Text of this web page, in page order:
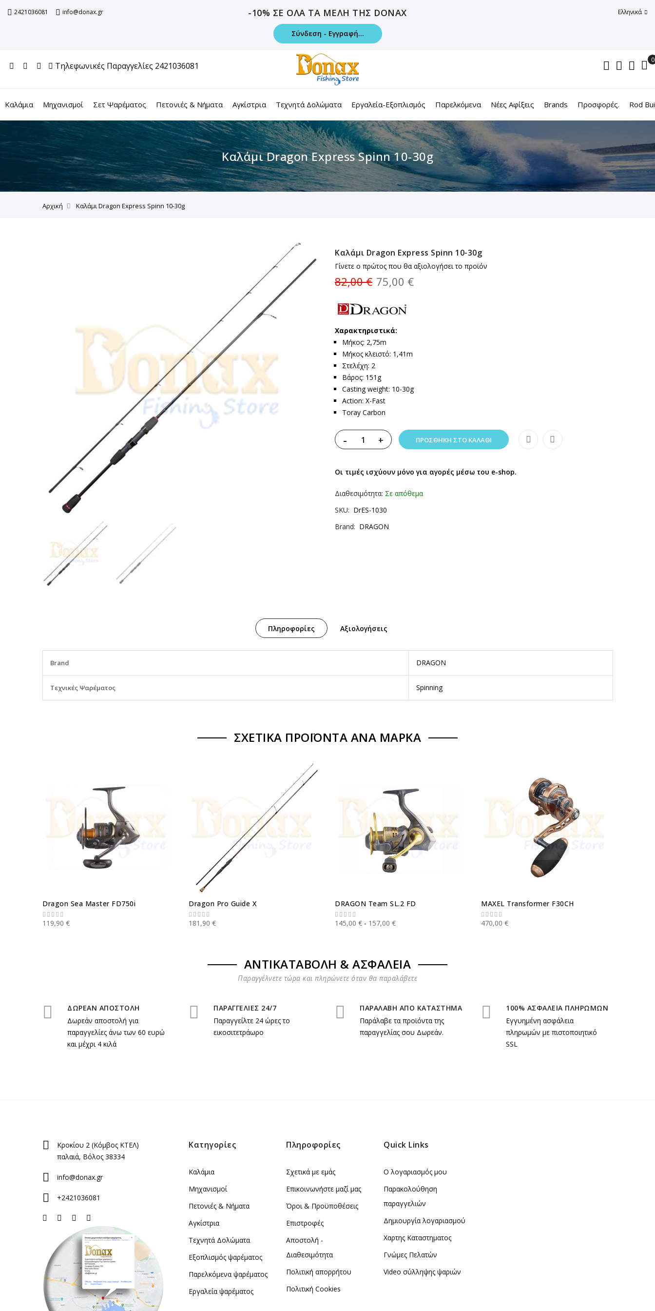
2421036081 info@donax.gr -10% ΣΕ ΟΛΑ ΤΑ ΜΕΛΗ ΤΗΣ DONAX
Σύνδεση - Εγγραφή...
Ελληνικά
Τηλεφωνικές Παραγγελίες 2421036081
Καλάμια Μηχανισμοί Σετ Ψαρέματος Πετονιές & Νήματα Αγκίστρια Τεχνητά Δολώματα Εργαλεία-Εξοπλισμός Παρελκόμενα Νέες Αφίξεις Brands Προσφορές. Rod
Καλάμι Dragon Express Spinn 10-30g
Αρχική Καλάμι Dragon Express Spinn 10-30g
Καλάμι Dragon Express Spinn 10-30g
Γίνετε ο πρώτος που θα αξιολογήσει το προϊόν
75,00 €
82,00 €
Χαρακτηριστικά:
Μήκος: 2,75m
Μήκος κλειστό: 1,41m
Στελέχη: 2
Βάρος: 151g
Casting weight: 10-30g
Action: X-Fast
Toray Carbon
- + ΠΡΟΣΘΉΚΗ ΣΤΟ ΚΑΛΆΘΙ
Οι τιμές ισχύουν μόνο για αγορές μέσω του e-shop.
Διαθεσιμότητα: Σε απόθεμα
SKU
DrES-1030
Brand
DRAGON
Πληροφορίες Αξιολογήσεις
Πληροφορίες
Brand DRAGON
Τεχνικές Ψαρέματος Spinning
ΣΧΕΤΙΚΆ ΠΡΟΪΌΝΤΑ ΑΝΆ ΜΆΡΚΑ
Dragon Sea Master FD750i
119,90 €
Dragon Pro Guide X
181,90 €
DRAGON Team SL.2 FD
145,00 € 157,00 €
MAXEL Transformer F30CH
470,00 €
ΑΝΤΙΚΑΤΑΒΟΛΗ & ΑΣΦΑΛΕΙΑ
Παραγγέλνετε τώρα και πληρώνετε όταν θα παραλάβετε
ΔΩΡΕΑΝ ΑΠΟΣΤΟΛΗ
Δωρεάν αποστολή για
παραγγελίες άνω των 60 ευρώ
και μέχρι 4 κιλά
ΠΑΡΑΓΓΕΛΙΕΣ 24/7
Παραγγείλτε 24 ώρες το
εικοσιτετράωρο
ΠΑΡΑΛΑΒΗ ΑΠΟ ΚΑΤΑΣΤΗΜΑ
Παράλαβε τα προϊόντα της
παραγγελίας σου Δωρεάν.
100% ΑΣΦΑΛΕΙΑ ΠΛΗΡΩΜΩΝ
Εγγυημένη ασφάλεια
πληρωμών με πιστοποιητικό
SSL
Κροκίου 2 (Κόμβος ΚΤΕΛ)
παλαιά, Βόλος 38334
info@donax.gr
+2421036081
Κατηγορίες
Καλάμια
Μηχανισμοί
Πετονιές & Νήματα
Αγκίστρια
Τεχνητά Δολώματα
Εξοπλισμός ψαρέματος
Παρελκόμενα ψαρέματος
Εργαλεία ψαρέματος
Πληροφορίες
Σχετικά με εμάς
Επικοινωνήστε μαζί μας
Όροι & Προϋποθέσεις
Επιστροφές
Αποστολή -
Διαθεσιμότητα
Πολιτική απορρήτου
Πολιτική Cookies
Quick Links
Ο λογαριασμός μου
Παρακολούθηση
παραγγελιών
Δημιουργία λογαριασμού
Χαρτης Καταστηματος
Γνώμες Πελατών
Video σύλληψης ψαριών